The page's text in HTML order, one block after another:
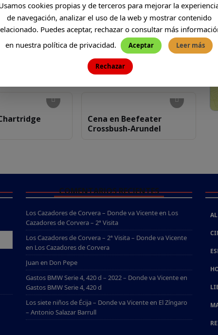
NEXT
AD Astra
RELACIONADOS
Cena en Beefeater
Crossbush-Arundel
COMENTARIOS RECIENTES
Los Cazadores de Corvera – Donde va Vicenteen Los
Cazadores de Corvera – 2ª Visita
Los Cazadores de Corvera – 2ª Visita – Donde va Vicente
en Los Cazadores de Corvera
Juan en Don Pepe
Gastos BMW Serie 4, 420 d – 2022 – Donde va Vicenteen
Gastos BMW Serie 4, 420 d
Los siete niños de Écija – Donde va Vicenteen El Zíngaro
– Antonio Salazar Barrull
cookies propias y de terceros para mejorar la
de navegación, analizar el uso de la web y mostrar contenido
Puedes aceptar, rechazar o consultar más
en nuestra política de privacidad.
Aceptar Leer más
Rechazar